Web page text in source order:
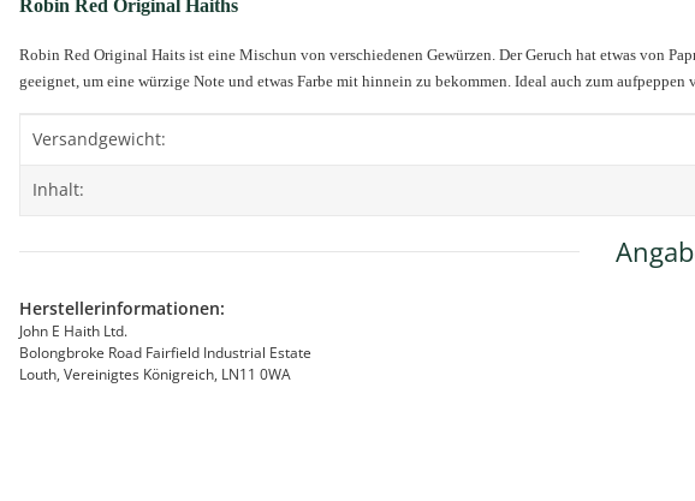
Robin Red Original Haiths
Robin Red Original Haits ist eine Mischun von verschiedenen Gewürzen. Der Geruch hat etwas von
geeignet, um eine würzige Note und etwas Farbe mit hinnein zu bekommen. Ideal auch zum
Produkteigenschaft
Wert
Versandgewicht:
Inhalt:
Herstellerinformationen:
John E Haith Ltd.
Bolongbroke Road Fairfield Industrial Estate
Louth, Vereinigtes Königreich, LN11 0WA